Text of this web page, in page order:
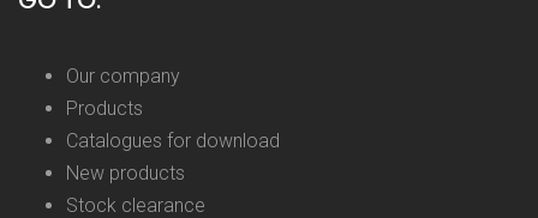
Our company
Products
Catalogues for download
New products
Stock clearance